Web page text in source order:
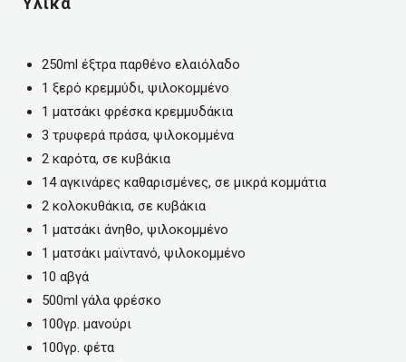
250ml έξτρα παρθένο ελαιόλαδο
1 ξερό κρεμμύδι, ψιλοκομμένο
1 ματσάκι φρέσκα κρεμμυδάκια
3 τρυφερά πράσα, ψιλοκομμένα
2 καρότα, σε κυβάκια
14 αγκινάρες καθαρισμένες, σε μικρά κομμάτια
2 κολοκυθάκια, σε κυβάκια
1 ματσάκι άνηθο, ψιλοκομμένο
1 ματσάκι μαϊντανό, ψιλοκομμένο
10 αβγά
500ml γάλα φρέσκο
100γρ. μανούρι
100γρ. φέτα